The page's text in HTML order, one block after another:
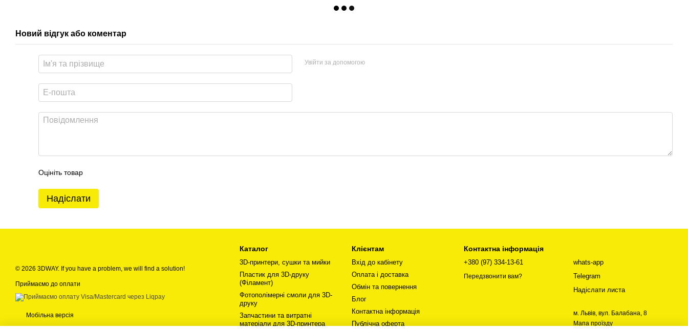
Новий відгук або коментар
Увійти за допомогою
Оцініть товар
Надіслати
© 2026 3DWAY. If you have a problem, we will find a solution!
Приймаємо до оплати
Мобільна версія
Каталог
3D-принтери, сушки та мийки
Пластик для 3D-друку
(Філамент)
Фотополімерні смоли для 3D-
друку
Запчастини та витратні
матеріали для 3D-принтера
Клієнтам
Вхід до кабінету
Оплата і доставка
Обмін та повернення
Блог
Контактна інформація
Публічна оферта
Контактна інформація
+380 (97) 334-13-61
Передзвонити вам?
whats-app
Telegram
Надіслати листа
м. Львів, вул. Балабана, 8
Мапа проїзду